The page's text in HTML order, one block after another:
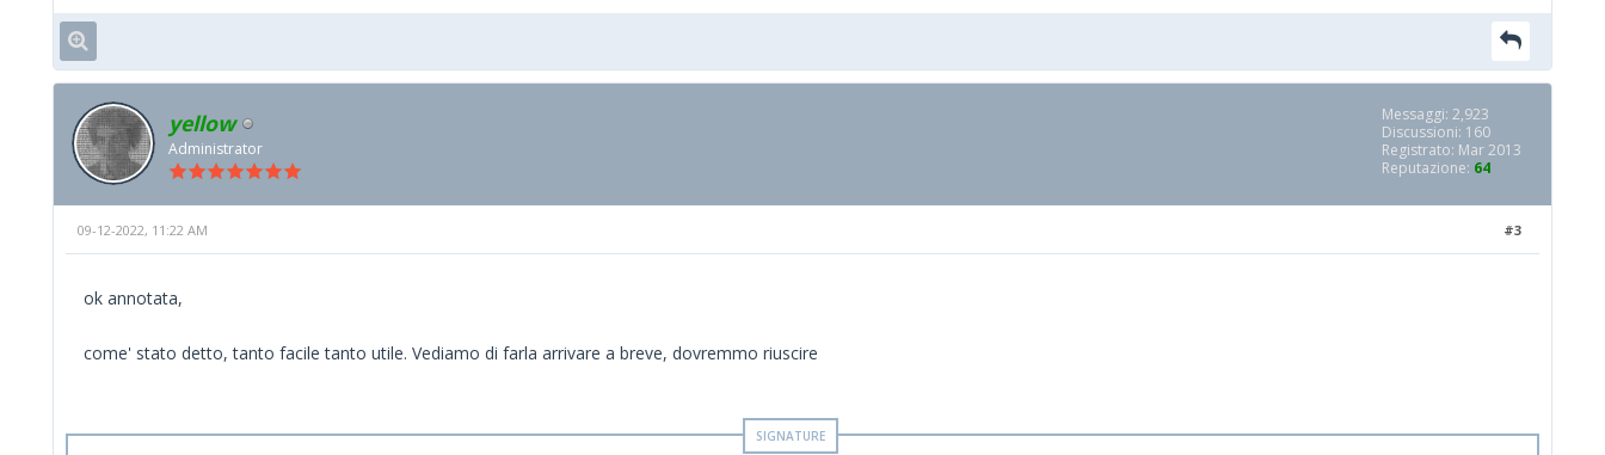
yellow
Administrator
Messaggi: 2,923
Discussioni: 160
Registrato: Mar 2013
Reputazione: 64
#3
09-12-2022, 11:22 AM
ok annotata,
come' stato detto, tanto facile tanto utile. Vediamo di farla arrivare a breve, dovremmo riuscire